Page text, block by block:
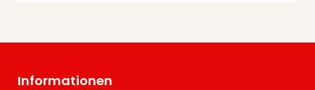
Informationen